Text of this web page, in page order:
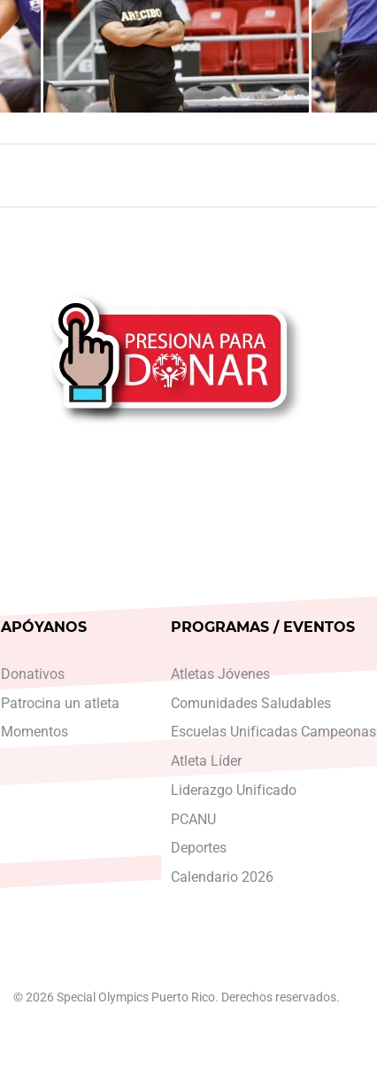
APÓYANOS
Donativos
Patrocina un atleta
Momentos
PROGRAMAS / EVENTOS
Atletas Jóvenes
Comunidades Saludables
Escuelas Unificadas Campeonas
Atleta Líder
Liderazgo Unificado
PCANU
Deportes
Calendario 2026
© 2026 Special Olympics Puerto Rico. Derechos reservados.